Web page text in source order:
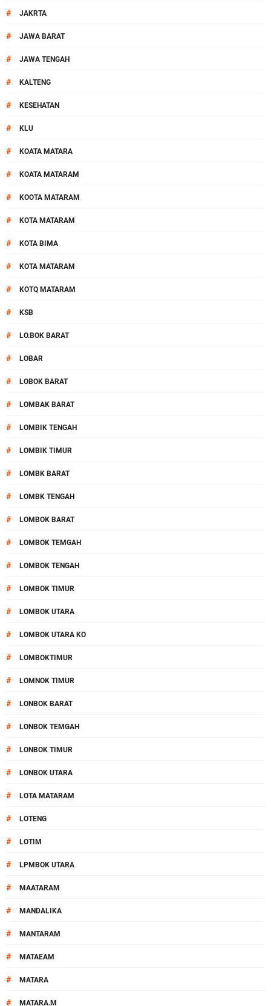
# JAKRTA
# JAWA BARAT
# JAWA TENGAH
# KALTENG
# KESEHATAN
# KLU
# KOATA MATARA
# KOATA MATARAM
# KOOTA MATARAM
# KOTA MATARAM
# KOTA BIMA
# KOTA MATARAM
# KOTQ MATARAM
# KSB
# LO.BOK BARAT
# LOBAR
# LOBOK BARAT
# LOMBAK BARAT
# LOMBIK TENGAH
# LOMBIK TIMUR
# LOMBK BARAT
# LOMBK TENGAH
# LOMBOK BARAT
# LOMBOK TEMGAH
# LOMBOK TENGAH
# LOMBOK TIMUR
# LOMBOK UTARA
# LOMBOK UTARA KO
# LOMBOKTIMUR
# LOMNOK TIMUR
# LONBOK BARAT
# LONBOK TEMGAH
# LONBOK TIMUR
# LONBOK UTARA
# LOTA MATARAM
# LOTENG
# LOTIM
# LPMBOK UTARA
# MAATARAM
# MANDALIKA
# MANTARAM
# MATAEAM
# MATARA
# MATARA.M